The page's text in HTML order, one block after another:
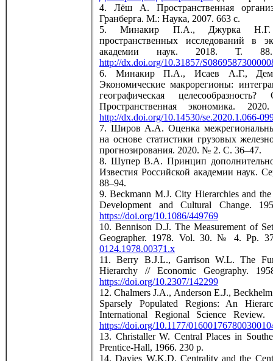
4. Лёш А. Пространственная
Гранберга. М.: Наука, 2007. 663 с.
5. Минакир П.А., Джурка Н.Г.
пространственных исследований в
академии наук. 2018.
http://dx.doi.org/10.31857/
6. Минакир П.А., Исаев А.Г.,
Экономические макрорегионы:
географическая
Пространственная
http://dx.doi.org/10.14530/se.2020.1.066-
7. Широв А.А. Оценка
на основе статистики грузовых
прогнозирования. 2020. № 2. С. 36–47.
8. Шупер В.А. Принцип
Известия Российской академии наук.
88–94.
9. Beckmann M.J. City Hierarchies and
Development and Cultural
https://doi.org/10.1086/449769
10. Bennison D.J. The Measurement of
Geographer. 1978. Vol. 30. № 4. Pp.
0124.1978.00371.x
11. Berry B.J.L., Garrison W.L. The
Hierarchy // Economic Geography.
https://doi.org/10.2307/142299
12. Chalmers J.A., Anderson E.J.,
Sparsely Populated Regions: An
International Regional Science
https://doi.org/10.1177/
13. Christaller W. Central Places in
Prentice-Hall, 1966. 230 p.
14. Davies W.K.D. Centrality and the